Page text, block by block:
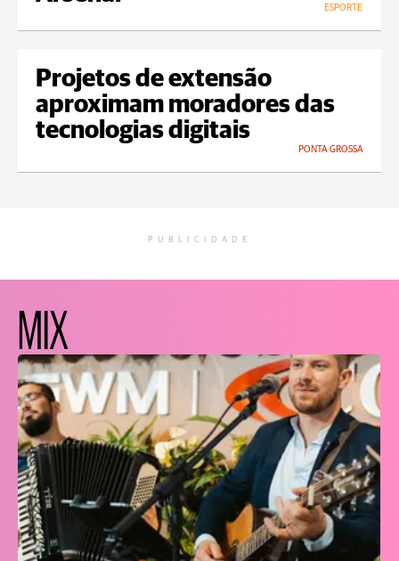
ESPORTE
Projetos de extensão
aproximam moradores das
tecnologias digitais
PONTA GROSSA
PUBLICIDADE
MIX